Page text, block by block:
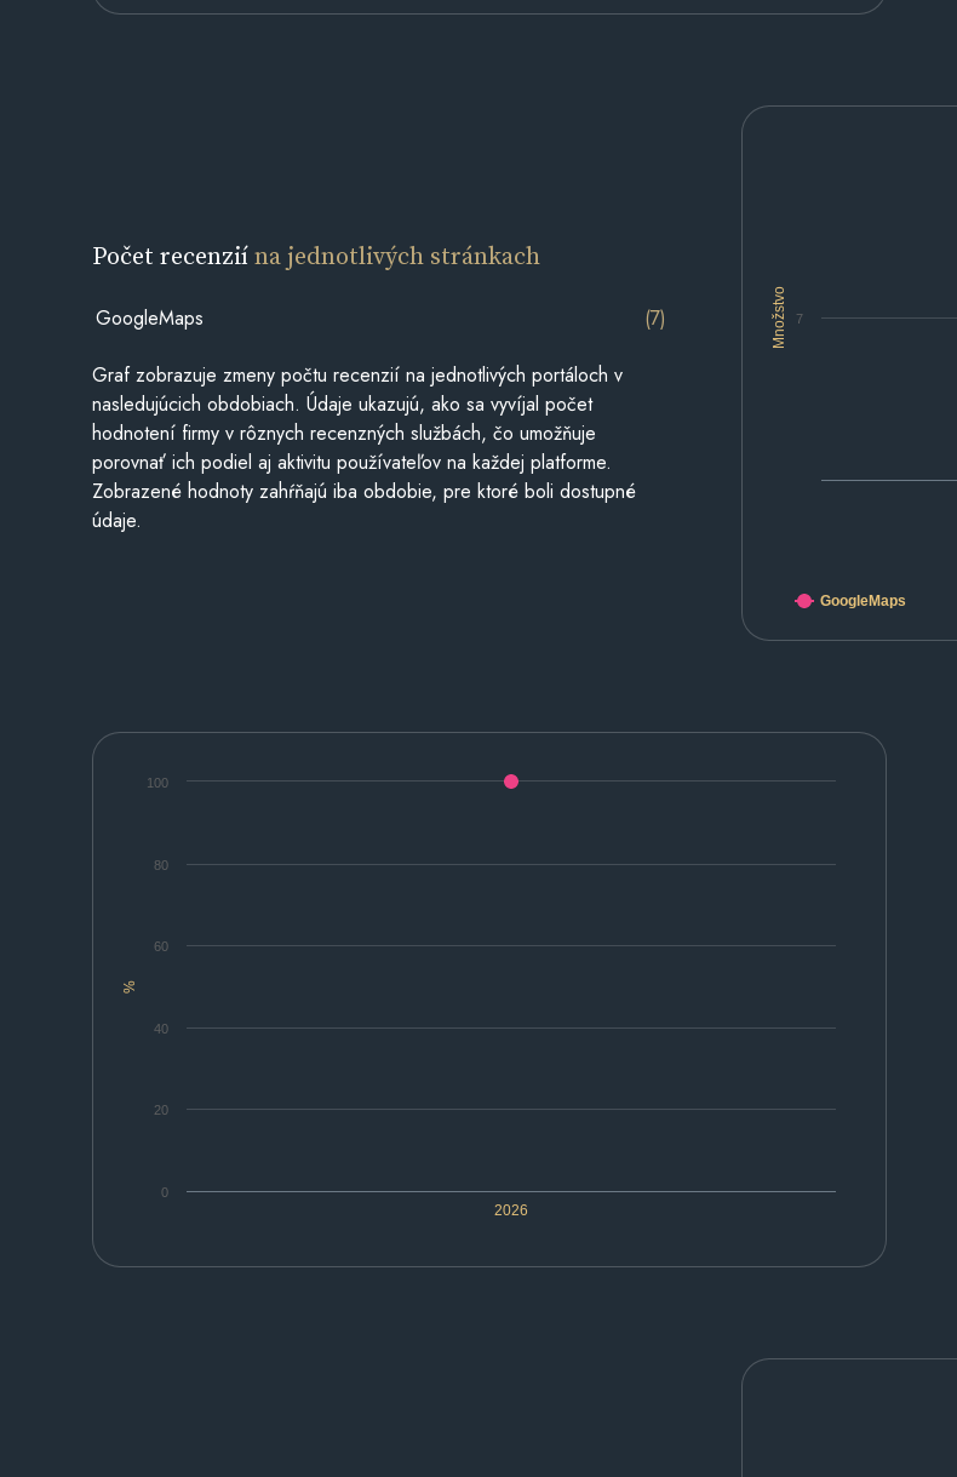
Množstvo 7
GoogleMaps
Počet recenziína jednotlivých stránkach
GoogleMaps (7)
Graf zobrazuje zmeny počtu recenzií na jednotlivých portáloch v
nasledujúcich obdobiach. Údaje ukazujú, ako sa vyvíjal počet
hodnotení firmy v rôznych recenzných službách, čo umožňuje
porovnať ich podiel aj aktivitu používateľov na každej platforme.
Zobrazené hodnoty zahŕňajú iba obdobie, pre ktoré boli dostupné
údaje.
%
2026
0
20
40
60
80
100